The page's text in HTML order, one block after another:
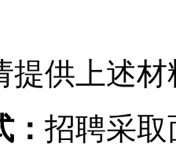
提供上述
招聘采